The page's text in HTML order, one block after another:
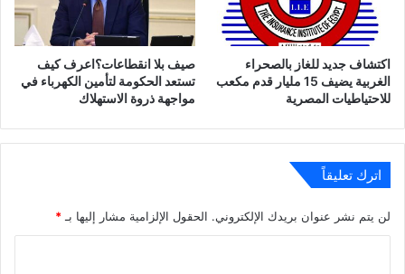
اكتشاف جديد للغاز بالصحراء
الغربية يضيف 15 مليار قدم مكعب
للاحتياطيات المصرية
صيف بلا انقطاعات؟اعرف كيف
تستعد الحكومة لتأمين الكهرباء في
مواجهة ذروة الاستهلاك
اترك تعليقاً
لن يتم نشر عنوان بريدك الإلكتروني. الحقول الإلزامية مشار إليها بـ*